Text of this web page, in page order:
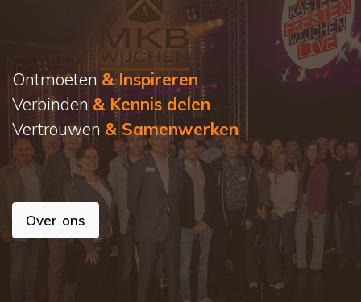
Ontmoeten & Inspireren
Verbinden & Kennis delen
Vertrouwen & Samenwerken
Over ons